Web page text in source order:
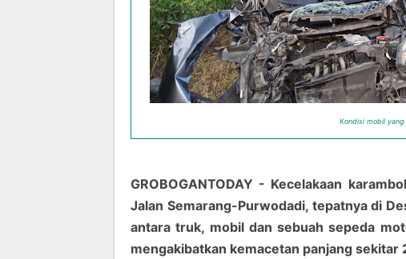
Kondisi mobil yang
GROBOGANTODAY - Kecelakaan
Jalan Semarang-Purwodadi, tepatnya di
antara truk, mobil dan sebuah sepeda
mengakibatkan kemacetan panjang sekitar